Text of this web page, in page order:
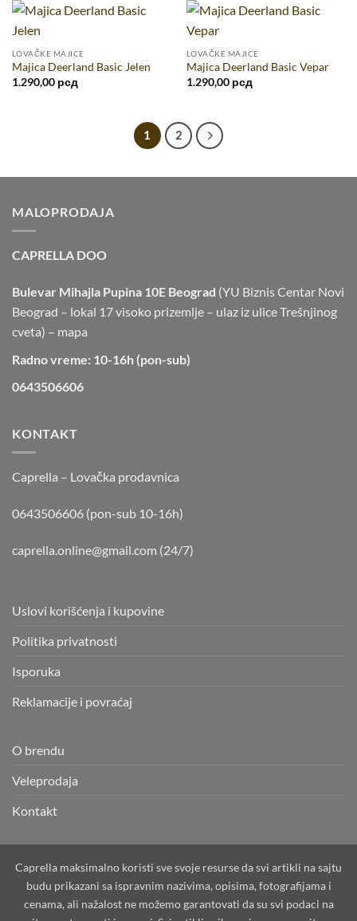
LOVAČKE MAJICE
Majica Deerland Basic Jelen
1.290,00 рсд
LOVAČKE MAJICE
Majica Deerland Basic Vepar
1.290,00 рсд
1 2
MALOPRODAJA
CAPRELLA DOO
Bulevar Mihajla Pupina 10E Beograd (YU Biznis Centar Novi
Beograd – lokal 17 visoko prizemlje – ulaz iz ulice Trešnjinog
cveta) – mapa
Radno vreme: 10-16h (pon-sub)
0643506606
KONTAKT
Caprella – Lovačka prodavnica
0643506606 (pon-sub 10-16h)
caprella.online@gmail.com (24/7)
Uslovi korišćenja i kupovine
Politika privatnosti
Isporuka
Reklamacije i povraćaj
O brendu
Veleprodaja
Kontakt
Caprella maksimalno koristi sve svoje resurse da svi artikli na sajtu
budu prikazani sa ispravnim nazivima, opisima, fotografijama i
cenama, ali nažalost ne možemo garantovati da su svi podaci na